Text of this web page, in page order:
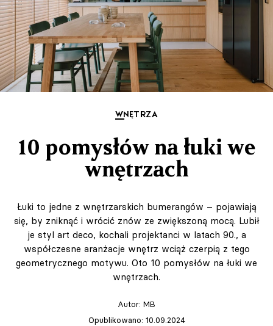
WNĘTRZA
10 pomysłów na łuki we
wnętrzach
Łuki to jedne z wnętrzarskich bumerangów – pojawiają
się, by zniknąć i wrócić znów ze zwiększoną mocą. Lubił
je styl art deco, kochali projektanci w latach 90., a
współczesne aranżacje wnętrz wciąż czerpią z tego
geometrycznego motywu. Oto 10 pomysłów na łuki we
wnętrzach.
Autor: MB
Opublikowano: 10.09.2024